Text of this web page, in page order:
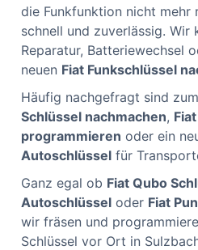
die Funkfunktion nicht mehr
schnell und zuverlässig. Wir
Reparatur, Batteriewechsel
neuen Fiat Funkschlüssel
Häufig nachgefragt sind
Schlüssel nachmachen,
programmieren oder ein
Autoschlüssel für
Ganz egal ob Fiat Qubo
Autoschlüssel oder Fiat
wir fräsen und
Schlüssel vor Ort in